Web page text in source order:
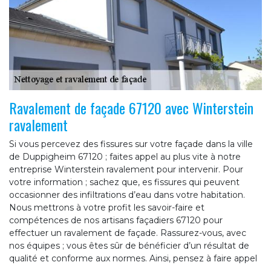
Ravalement de façade 67120 avec Winterstein
ravalement
Si vous percevez des fissures sur votre façade dans la ville
de Duppigheim 67120 ; faites appel au plus vite à notre
entreprise Winterstein ravalement pour intervenir. Pour
votre information ; sachez que, es fissures qui peuvent
occasionner des infiltrations d’eau dans votre habitation.
Nous mettrons à votre profit les savoir-faire et
compétences de nos artisans façadiers 67120 pour
effectuer un ravalement de façade. Rassurez-vous, avec
nos équipes ; vous êtes sûr de bénéficier d’un résultat de
qualité et conforme aux normes. Ainsi, pensez à faire appel